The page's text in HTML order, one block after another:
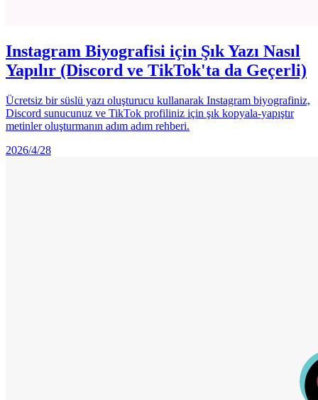
Instagram Biyografisi için Şık Yazı Nasıl
Yapılır (Discord ve TikTok'ta da Geçerli)
Ücretsiz bir süslü yazı oluşturucu kullanarak Instagram biyografiniz,
Discord sunucunuz ve TikTok profiliniz için şık kopyala-yapıştır
metinler oluşturmanın adım adım rehberi.
2026/4/28